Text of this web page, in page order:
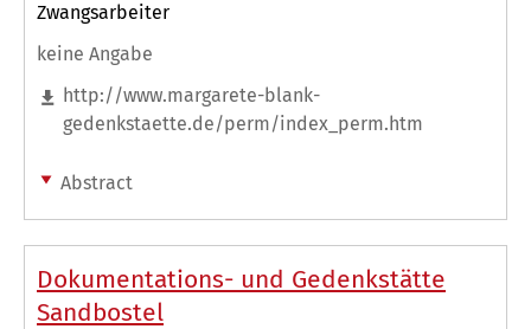
Zwangsarbeiter
keine Angabe
http://www.margarete-blank-
gedenkstaette.de/perm/index_perm.htm
Abstract
Dokumentations- und Gedenkstätte
Sandbostel